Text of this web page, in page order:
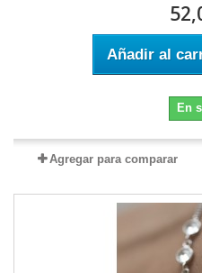
Añadir al
En
Agregar para comparar